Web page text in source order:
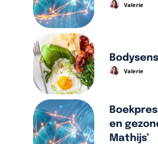
Valerie
Valerie
en
Mathijs’